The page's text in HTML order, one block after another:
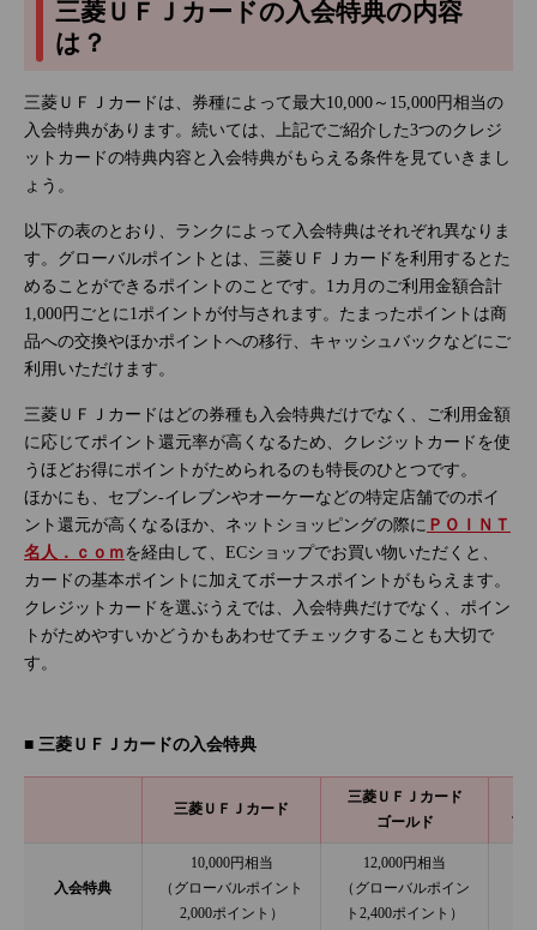
三菱ＵＦＪカードの入会特典の内容
は？
三菱ＵＦＪカードは、券種によって最大10,000～15,000円相当の
入会特典があります。続いては、上記でご紹介した3つのクレジ
ットカードの特典内容と入会特典がもらえる条件を見ていきまし
ょう。
以下の表のとおり、ランクによって入会特典はそれぞれ異なりま
す。グローバルポイントとは、三菱ＵＦＪカードを利用するとた
めることができるポイントのことです。1カ月のご利用金額合計
1,000円ごとに1ポイントが付与されます。たまったポイントは商
品への交換やほかポイントへの移行、キャッシュバックなどにご
利用いただけます。
三菱ＵＦＪカードはどの券種も入会特典だけでなく、ご利用金額
に応じてポイント還元率が高くなるため、クレジットカードを使
うほどお得にポイントがためられるのも特長のひとつです。
ほかにも、セブン‐イレブンやオーケーなどの特定店舗でのポイ
ント還元が高くなるほか、ネットショッピングの際に ＰＯＩＮＴ
名人．ｃｏｍを経由して、ECショップでお買い物いただくと、
カードの基本ポイントに加えてボーナスポイントがもらえます。
クレジットカードを選ぶうえでは、入会特典だけでなく、ポイン
トがためやすいかどうかもあわせてチェックすることも大切で
す。
■ 三菱ＵＦＪカードの入会特典
三菱ＵＦＪカード
三菱ＵＦＪカード
ゴールド
ア
入会特典
10,000円相当
（グローバルポイント
2,000ポイント）
12,000円相当
（グローバルポイン
ト2,400ポイント）